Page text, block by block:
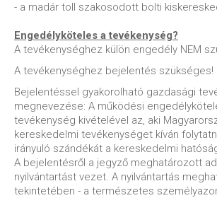
ENGEDÉLYKÖTELES
KAPCSOLAT
IRODÁK
- a madár toll szakosodott bolti
Engedélyköteles a tevékenység?
A tevékenységhez külön engedély NEM
A tevékenységhez bejelentés szükséges!
Bejelentéssel gyakorolható gazdasági
megnevezése: A működési
tevékenység kivételével az, aki
kereskedelmi tevékenységet kíván
irányuló szándékát a kereskedelmi
A bejelentésről a jegyző meghatározott
nyilvántartást vezet. A nyilvántartás
tekintetében - a természetes